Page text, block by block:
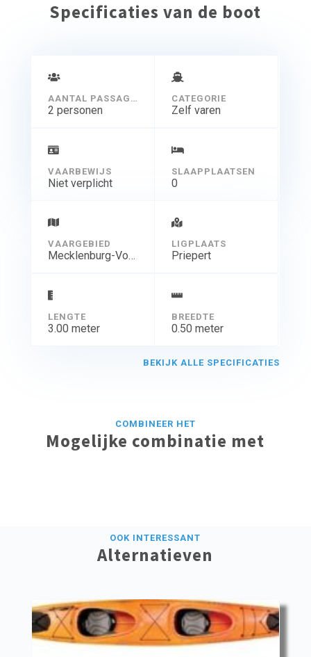
Specificaties van de boot
AANTAL PASSAGIERS
2 personen
CATEGORIE
Zelf varen
VAARBEWIJS
Niet verplicht
SLAAPPLAATSEN
0
VAARGEBIED
Mecklenburg-Voor-Pommeren
LIGPLAATS
Priepert
LENGTE
3.00 meter
BREEDTE
0.50 meter
BEKIJK ALLE SPECIFICATIES
COMBINEER HET
Mogelijke combinatie met
OOK INTERESSANT
Alternatieven